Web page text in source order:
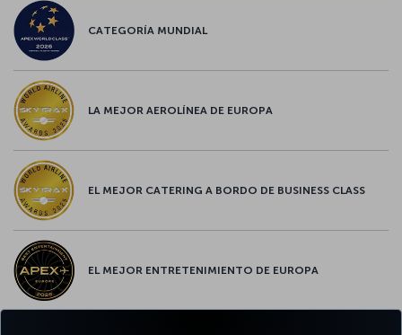
CATEGORÍA MUNDIAL
LA MEJOR AEROLÍNEA DE EUROPA
EL MEJOR CATERING A BORDO DE BUSINESS CLASS
EL MEJOR ENTRETENIMIENTO DE EUROPA